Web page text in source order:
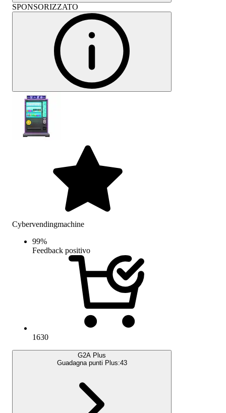
SPONSORIZZATO
Cybervendingmachine
99%
Feedback positivo
1630
G2A Plus
Guadagna punti Plus:43